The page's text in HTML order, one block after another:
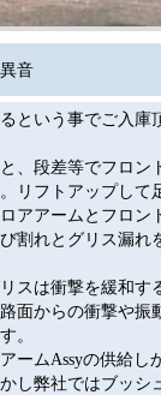
音
という事でご入庫
、段差等でフロン
リフトアップして
アアームとフロン
割れとグリス漏れ
スは衝撃を緩和す
面からの衝撃や振
。
ームAssyの供給し
し弊社ではブッシ